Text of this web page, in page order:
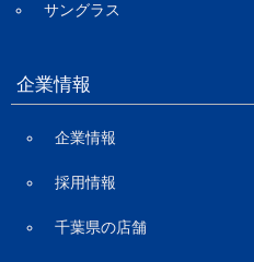
サングラス
企業情報
企業情報
採用情報
千葉県の店舗